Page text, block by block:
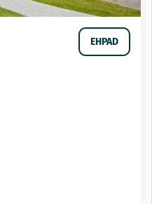
EHPAD